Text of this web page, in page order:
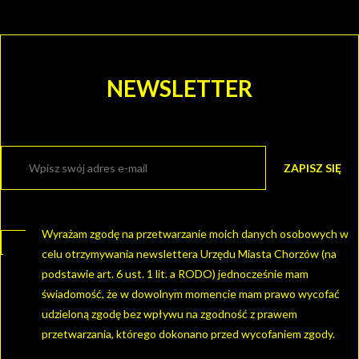
NEWSLETTER
Wyrażam zgodę na przetwarzanie moich danych osobowych w
celu otrzymywania newslettera Urzędu Miasta Chorzów (na
podstawie art. 6 ust. 1 lit. a RODO) jednocześnie mam
świadomość, że w dowolnym momencie mam prawo wycofać
udzieloną zgodę bez wpływu na zgodność z prawem
przetwarzania, którego dokonano przed wycofaniem zgody.